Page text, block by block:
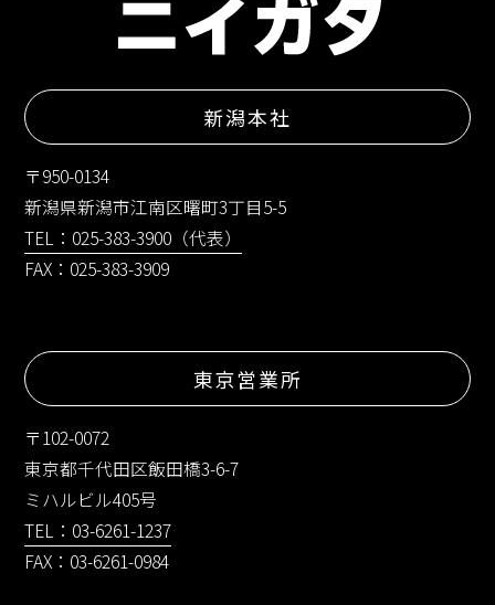
新潟本社
〒950-0134
新潟県新潟市江南区曙町3丁目5-5
TEL：025-383-3900（代表）
FAX：025-383-3909
東京営業所
〒102-0072
東京都千代田区飯田橋3-6-7
ミハルビル405号
TEL：03-6261-1237
FAX：03-6261-0984